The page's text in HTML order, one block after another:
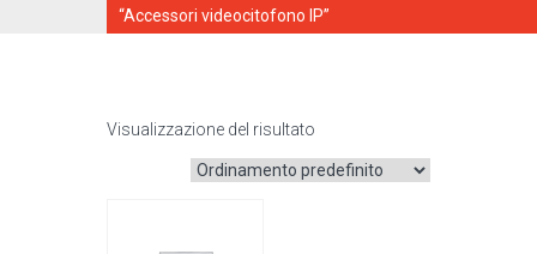
CATALOGO ONLINE
“Accessori videocitofono IP”
Visualizzazione del risultato